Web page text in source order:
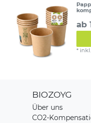
ab
*
BIOZOYG
Über uns
CO2-